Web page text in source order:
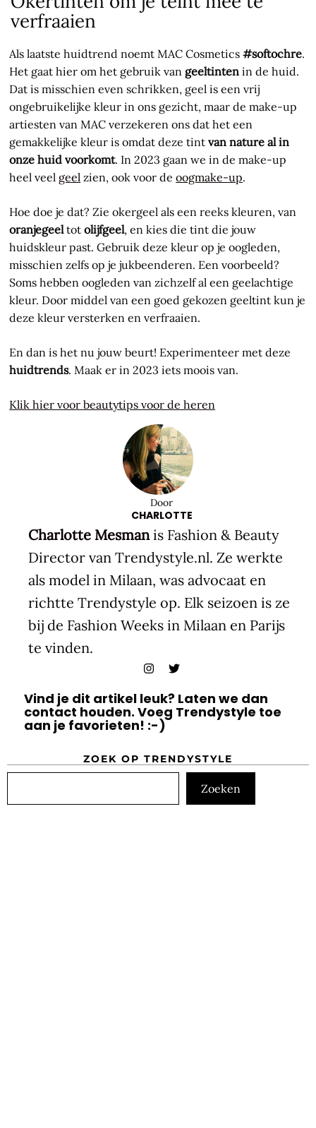
verfraaien
Als laatste huidtrend noemt MAC Cosmetics#softochre.
Het gaat hier om het gebruik van geeltinten in de huid.
Dat is misschien even schrikken, geel is een vrij
ongebruikelijke kleur in ons gezicht, maar de make-up
artiesten van MAC verzekeren ons dat het een
gemakkelijke kleur is omdat deze tintvan nature al in
onze huid voorkomt. In 2023 gaan we in de make-up
heel veel geel zien, ook voor deoogmake-up.
Hoe doe je dat? Zie okergeel als een reeks kleuren, van
oranjegeeltotolijfgeel, en kies die tint die jouw
huidskleur past. Gebruik deze kleur op je oogleden,
misschien zelfs op je jukbeenderen. Een voorbeeld?
Soms hebben oogleden van zichzelf al een geelachtige
kleur. Door middel van een goed gekozen geeltint kun je
deze kleur versterken en verfraaien.
En dan is het nu jouw beurt! Experimenteer met deze
huidtrends. Maak er in 2023 iets moois van.
Klik hier voor beautytips voor de heren
Door
CHARLOTTE
Charlotte Mesmanis Fashion & Beauty
Director van Trendystyle.nl. Ze werkte
als model in Milaan, was advocaat en
richtte Trendystyle op. Elk seizoen is ze
bij de Fashion Weeks in Milaan en Parijs
te vinden.
Vind je dit artikel leuk? Laten we dan
contact houden. Voeg Trendystyle toe
aan je favorieten! :-)
ZOEK OP TRENDYSTYLE
Zoeken